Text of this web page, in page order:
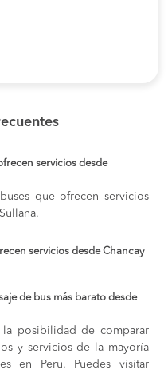
servicios desde
que ofrecen servicios
servicios desde Chancay
de bus más barato desde
la posibilidad de comparar
y servicios de la mayoría
en Peru. Puedes visitar